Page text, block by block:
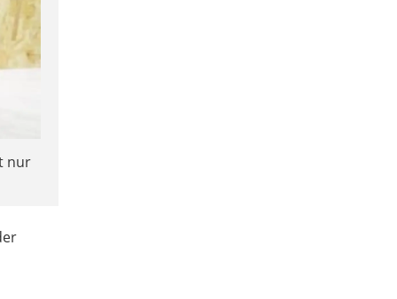
nur